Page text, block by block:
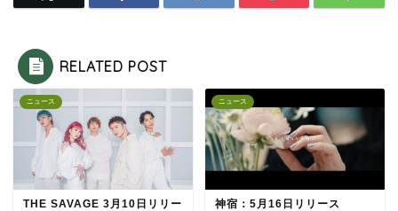
RELATED POST
ニュース
THE SAVAGE 3月10日リリー
ニュース
神宿：5月16日リリース